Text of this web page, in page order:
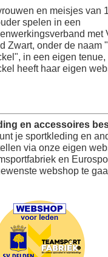
en meisjes van
spelen in een
met
Zwart, onder de naam
in een eigen
heeft haar eigen
en accessoires
je sportkleding en
via onze eigen
en
webshop te